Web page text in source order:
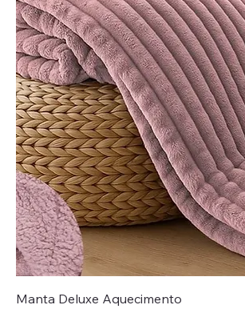
Manta Deluxe Aquecimento